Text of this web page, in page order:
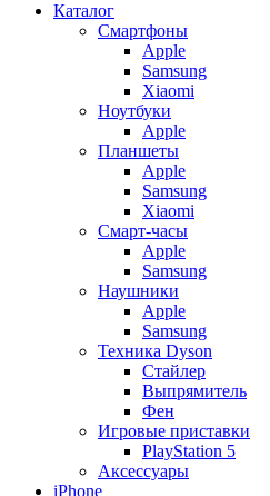
Каталог
Смартфоны
Apple
Samsung
Xiaomi
Ноутбуки
Apple
Планшеты
Apple
Samsung
Xiaomi
Смарт-часы
Apple
Samsung
Наушники
Apple
Samsung
Техника Dyson
Стайлер
Выпрямитель
Фен
Игровые приставки
PlayStation 5
Аксессуары
iPhone